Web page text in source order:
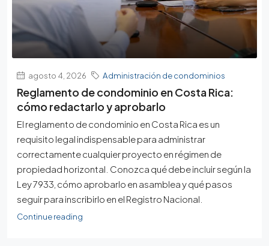
agosto 4, 2026 Administración de condominios
Reglamento de condominio en Costa Rica:
cómo redactarlo y aprobarlo
El reglamento de condominio en Costa Rica es un
requisito legal indispensable para administrar
correctamente cualquier proyecto en régimen de
propiedad horizontal. Conozca qué debe incluir según la
Ley 7933, cómo aprobarlo en asamblea y qué pasos
seguir para inscribirlo en el Registro Nacional.
Continue reading